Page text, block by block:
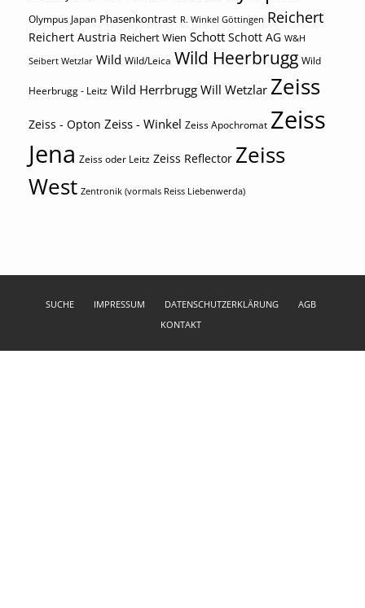
Olympus Japan Phasenkontrast R. Winkel Göttingen Reichert
Reichert Austria Reichert Wien Schott Schott AG W&H
Seibert Wetzlar Wild Wild/Leica Wild Heerbrugg Wild
Heerbrugg - Leitz Wild Herrbrugg Will Wetzlar Zeiss
Zeiss - Opton Zeiss - Winkel Zeiss Apochromat Zeiss
Jena Zeiss oder Leitz Zeiss Reflector Zeiss
West Zentronik (vormals Reiss Liebenwerda)
SUCHE IMPRESSUM DATENSCHUTZERKLÄRUNG
AGB
KONTAKT